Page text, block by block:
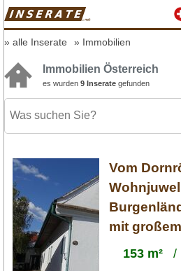
alle Inserate Immobilien
Immobilien Österreich
es wurden 9 Inserate gefunden
Vom
mit
153 m²/